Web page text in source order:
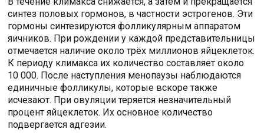
синтез половых гормонов, в частности эстрогенов. Эти
гормоны синтезируются фолликулярным аппаратом
яичников. При рождении у каждой представительницы
отмечается наличие около трёх миллионов яйцеклеток.
К периоду климакса их количество составляет около
10 000. После наступления менопаузы наблюдаются
единичные фолликулы, которые вскоре также
исчезают. При овуляции теряется незначительный
процент яйцеклеток. Их основное количество
подвергается адгезии.